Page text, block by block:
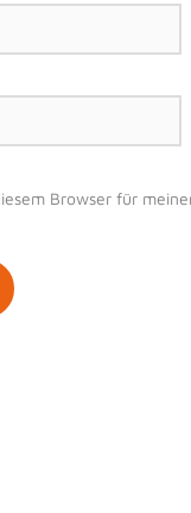
Browser für